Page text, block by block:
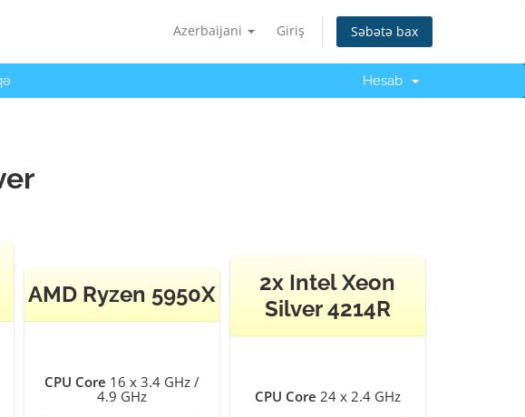
Azerbaijani Giriş Səbətə bax
Hesab
AMD Ryzen 5950X
CPU Core 16 x 3.4 GHz /
4.9 GHz
2x Intel Xeon
Silver 4214R
CPU Core 24 x 2.4 GHz